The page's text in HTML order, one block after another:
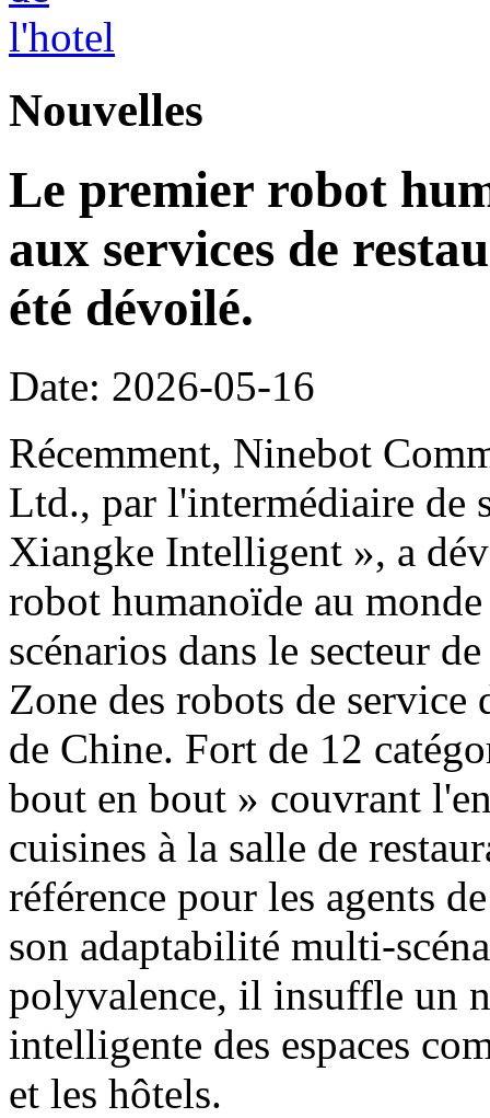
Nouvelles
Le premier robot
aux services de
été dévoilé.
Date: 2026-05-16
Récemment, Ninebot
Ltd., par l'intermédiaire de
Xiangke Intelligent », a
robot humanoïde au
scénarios dans le secteur
Zone des robots de
de Chine. Fort de 12
bout en bout » couvrant
cuisines à la salle de
référence pour les agents
son adaptabilité multi-
polyvalence, il insuffle un
intelligente des espaces
et les hôtels.